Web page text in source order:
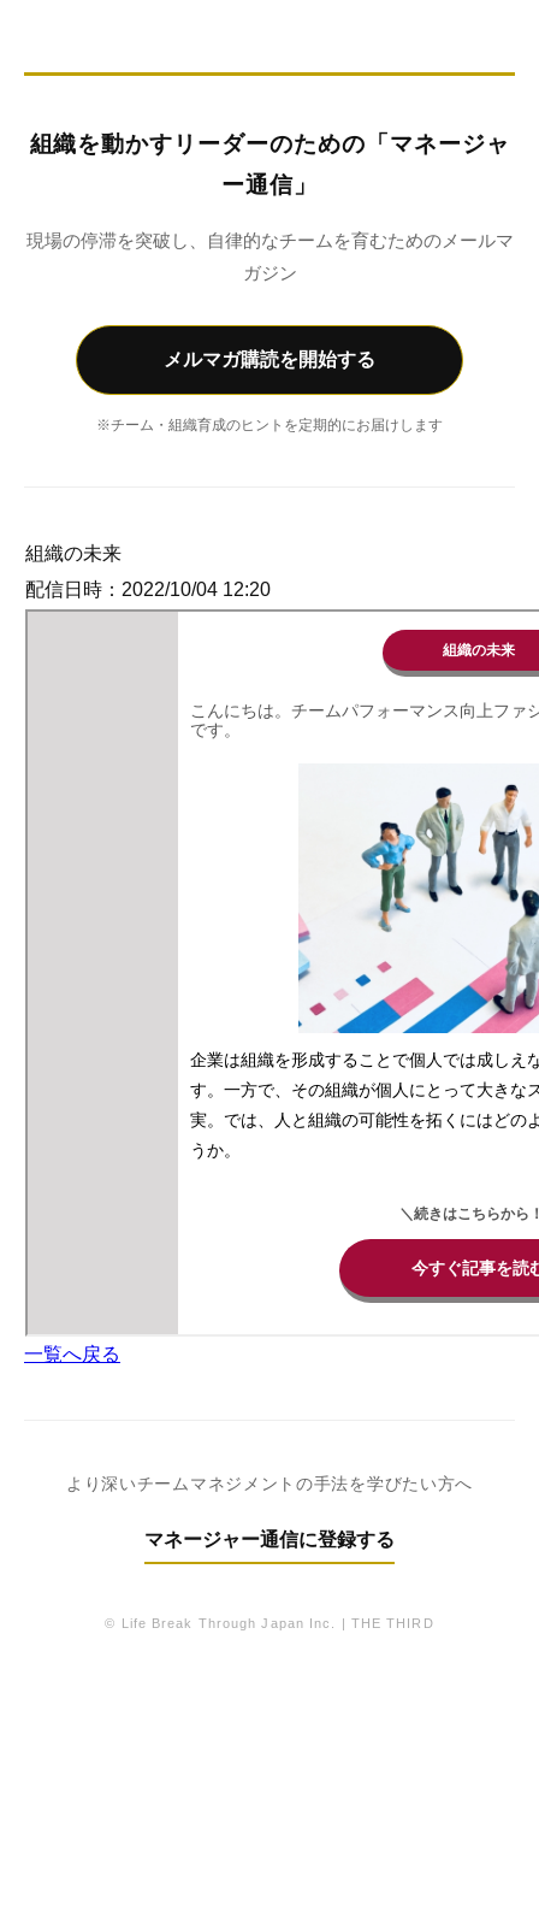
組織を動かすリーダーのための「マネージャ
ー通信」
現場の停滞を突破し、自律的なチームを育むためのメールマ
ガジン
メルマガ購読を開始する
※チーム・組織育成のヒントを定期的にお届けします
組織の未来
配信日時：2022/10/04 12:20
一覧へ戻る
より深いチームマネジメントの手法を学びたい方へ
マネージャー通信に登録する
© Life Break Through Japan Inc. | THE THIRD